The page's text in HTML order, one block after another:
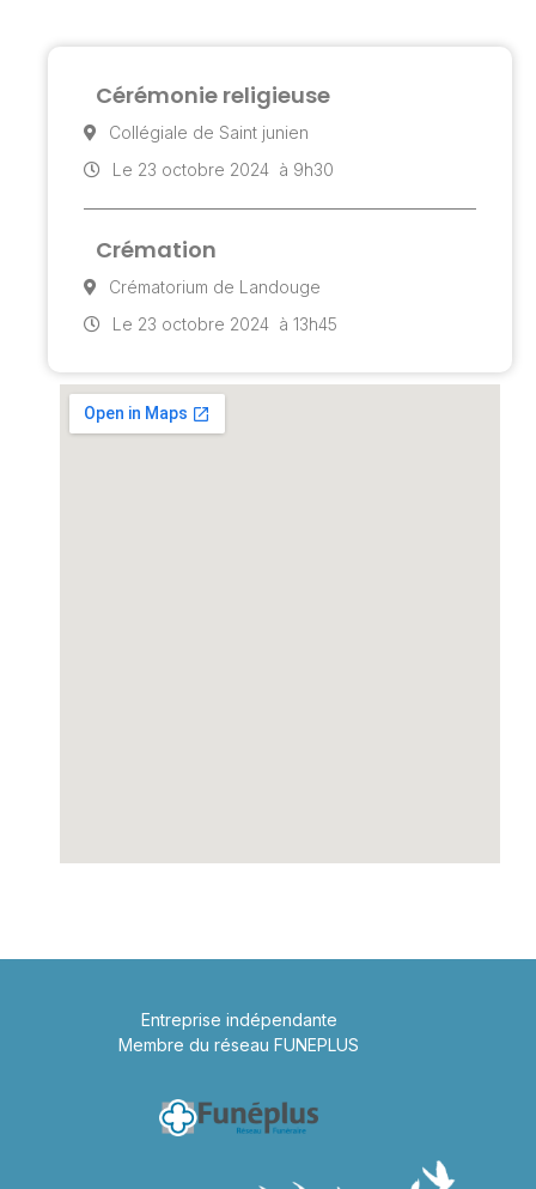
Cérémonie religieuse
Collégiale de Saint junien
Le 23 octobre 2024 à 9h30
Crémation
Crématorium de Landouge
Le 23 octobre 2024 à 13h45
Entreprise indépendante
Membre du réseau FUNEPLUS